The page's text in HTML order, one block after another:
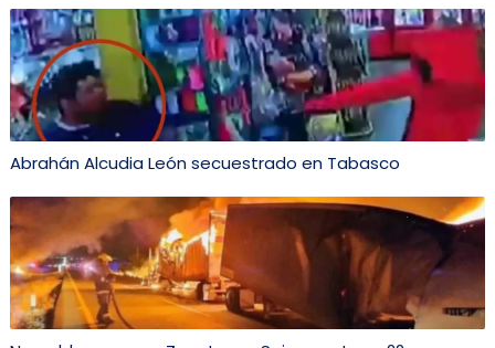
Abrahán Alcudia León secuestrado en Tabasco